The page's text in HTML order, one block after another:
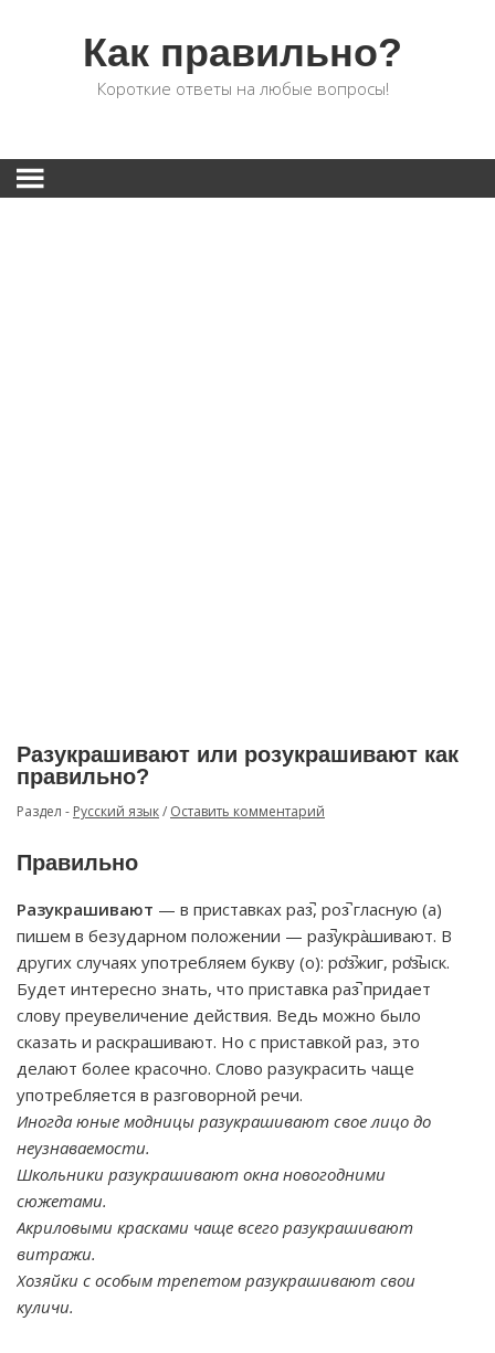
Как правильно?
Короткие ответы на любые вопросы!
Разукрашивают или розукрашивают как
правильно?
Раздел - Русский язык/ Оставить комментарий
Правильно
Разукрашивают — в приставках раз̚, роз̚ гласную (а)
пишем в безударном положении — раз̚укра̀шивают. В
других случаях употребляем букву (о): ро̒з̚жиг, ро̒з̚ыск.
Будет интересно знать, что приставка раз̚ придает
слову преувеличение действия. Ведь можно было
сказать и раскрашивают. Но с приставкой раз, это
делают более красочно. Слово разукрасить чаще
употребляется в разговорной речи.
Иногда юные модницы разукрашивают свое лицо до
неузнаваемости.
Школьники разукрашивают окна новогодними
сюжетами.
Акриловыми красками чаще всего разукрашивают
витражи.
Хозяйки с особым трепетом разукрашивают свои
куличи.